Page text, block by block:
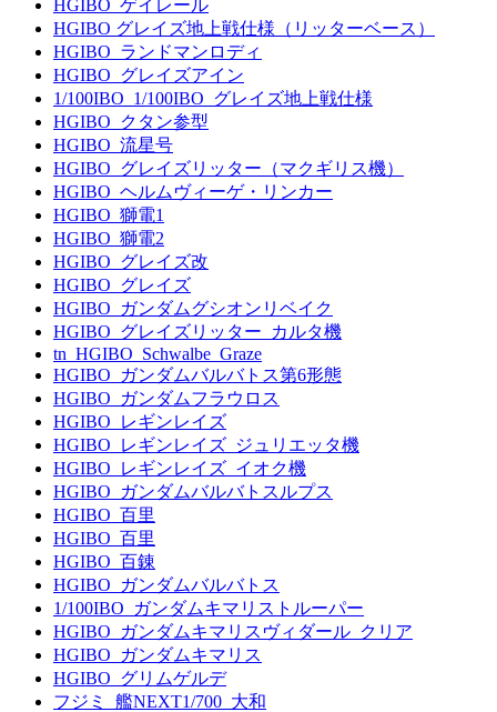
HGIBO_ゲイレール
HGIBO グレイズ地上戦仕様（リッターベース）
HGIBO_ランドマンロディ
HGIBO_グレイズアイン
1/100IBO_1/100IBO_グレイズ地上戦仕様
HGIBO_クタン参型
HGIBO_流星号
HGIBO_グレイズリッター（マクギリス機）
HGIBO_ヘルムヴィーゲ・リンカー
HGIBO_獅電1
HGIBO_獅電2
HGIBO_グレイズ改
HGIBO_グレイズ
HGIBO_ガンダムグシオンリベイク
HGIBO_グレイズリッター_カルタ機
tn_HGIBO_Schwalbe_Graze
HGIBO_ガンダムバルバトス第6形態
HGIBO_ガンダムフラウロス
HGIBO_レギンレイズ
HGIBO_レギンレイズ_ジュリエッタ機
HGIBO_レギンレイズ_イオク機
HGIBO_ガンダムバルバトスルプス
HGIBO_百里
HGIBO_百里
HGIBO_百錬
HGIBO_ガンダムバルバトス
1/100IBO_ガンダムキマリストルーパー
HGIBO_ガンダムキマリスヴィダール_クリア
HGIBO_ガンダムキマリス
HGIBO_グリムゲルデ
フジミ_艦NEXT1/700_大和